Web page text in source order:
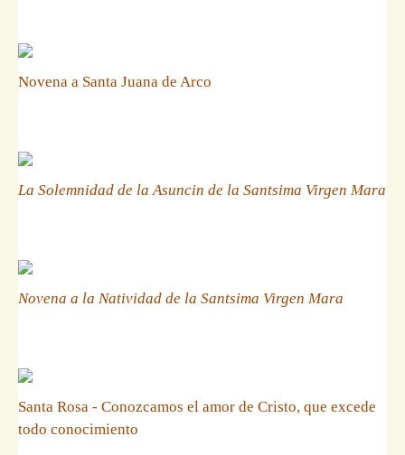
Novena a Santa Juana de Arco
La Solemnidad de la Asuncin de la Santsima Virgen Mara
Novena a la Natividad de la Santsima Virgen Mara
Santa Rosa - Conozcamos el amor de Cristo, que excede
todo conocimiento